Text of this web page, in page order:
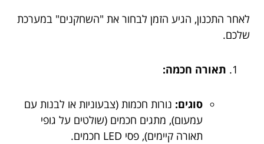
לאחר התכנון, הגיע הזמן לבחור את "השחקנים" במערכת
שלכם.
תאורה חכמה:
סוגים: נורות חכמות (צבעוניות או לבנות עם
עמעום), מתגים חכמים (שולטים על גופי
תאורה קיימים), פסי LED חכמים.